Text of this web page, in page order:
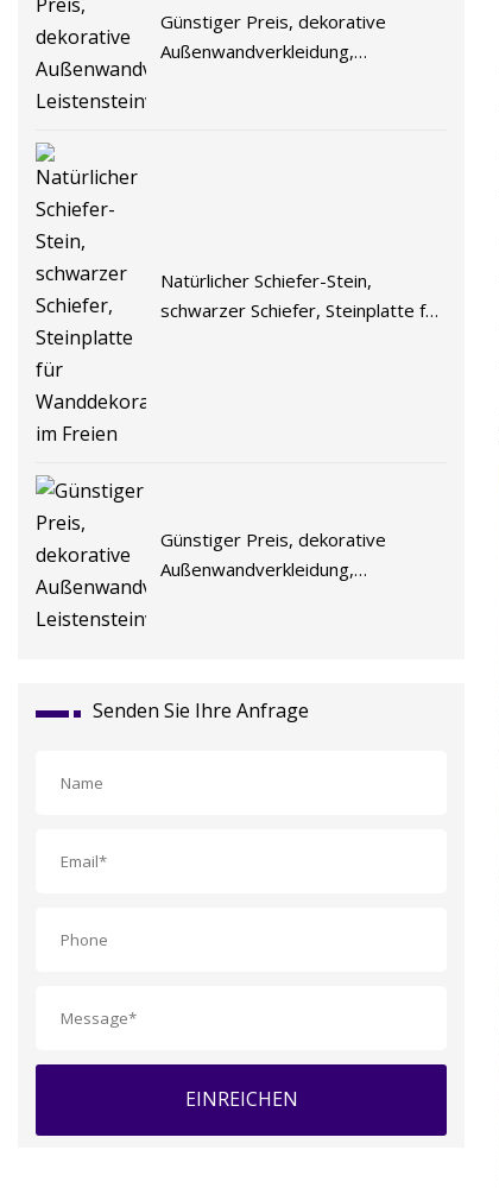
Günstiger Preis, dekorative
Außenwandverkleidung,
Natürlicher Schiefer-Stein,
schwarzer Schiefer, Steinplatte für
Günstiger Preis, dekorative
Außenwandverkleidung,
Senden Sie Ihre Anfrage
EINREICHEN